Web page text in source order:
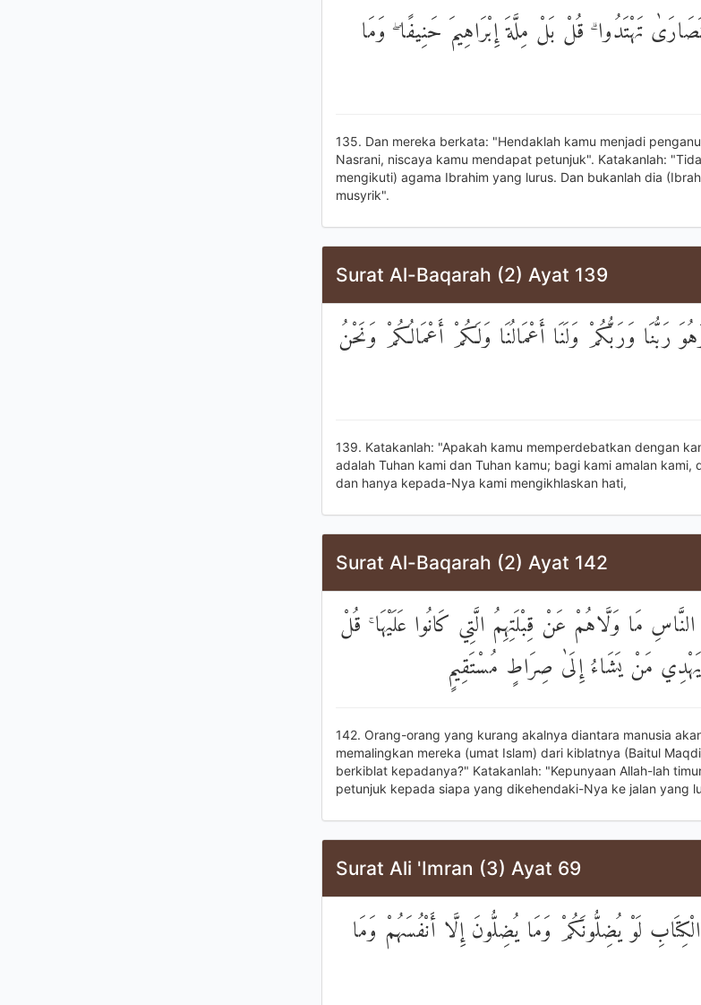
تَهْتَدُوا ۗ قُلْ بَلْ مِلَّةَ إِبْرَاهِيمَ حَنِيفًا ۖ وَمَا
135. Dan mereka berkata: "Hendaklah kamu menjadi
Nasrani, niscaya kamu mendapat petunjuk". Katakanlah:
mengikuti) agama Ibrahim yang lurus. Dan bukanlah dia
musyrik".
Surat Al-Baqarah (2) Ayat 139
رَبُّنَا وَرَبُّكُمْ وَلَنَا أَعْمَالُنَا وَلَكُمْ أَعْمَالُكُمْ وَنَحْنُ
139. Katakanlah: "Apakah kamu memperdebatkan dengan
adalah Tuhan kami dan Tuhan kamu; bagi kami amalan kami,
dan hanya kepada-Nya kami mengikhlaskan hati,
Surat Al-Baqarah (2) Ayat 142
مَا وَلَّاهُمْ عَنْ قِبْلَتِهِمُ الَّتِي كَانُوا عَلَيْهَا ۚ قُلْ
مَنْ يَشَاءُ إِلَىٰ صِرَاطٍ مُسْتَقِيمٍ
142. Orang-orang yang kurang akalnya diantara manusia
memalingkan mereka (umat Islam) dari kiblatnya (Baitul
berkiblat kepadanya?" Katakanlah: "Kepunyaan Allah-lah
petunjuk kepada siapa yang dikehendaki-Nya ke jalan yang
Surat Ali 'Imran (3) Ayat 69
لَوْ يُضِلُّونَكُمْ وَمَا يُضِلُّونَ إِلَّا أَنْفُسَهُمْ وَمَا